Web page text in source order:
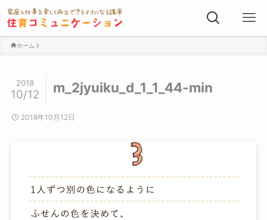
ホーム
m_2jyuiku_d_1_1_44-min
2018
10/12
2018年10月12日